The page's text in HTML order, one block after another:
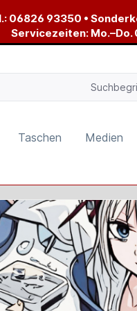
06826 93350 •
Servicezeiten: Mo.–Do.
Taschen Medien